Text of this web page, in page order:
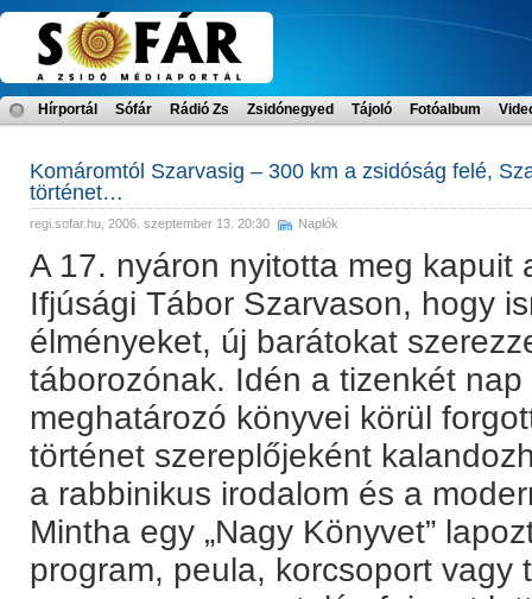
Hírportál Sófár Rádió Zs Zsidónegyed Tájoló Fotóalbum
Komáromtól Szarvasig – 300 km a zsidóság felé,
történet…
regi.sofar.hu , 2006. szeptember 13. 20:30 Naplók
A 17. nyáron nyitotta meg kapuit
Ifjúsági Tábor Szarvason, hogy
élményeket, új barátokat
táborozónak. Idén a tizenkét
meghatározó könyvei körül
történet szereplőjeként
a rabbinikus irodalom és a
Mintha egy „Nagy Könyvet”
program, peula, korcsoport vagy